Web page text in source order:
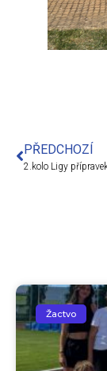
PŘEDCHOZÍ
2.kolo Ligy
Žactvo